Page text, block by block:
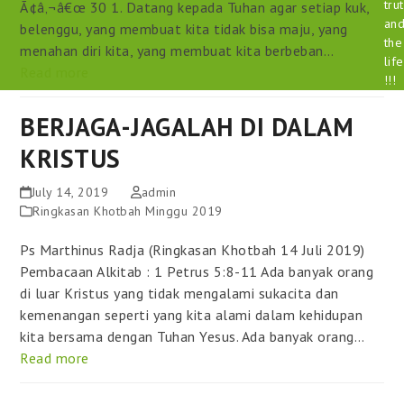
Ã¢â‚¬â€œ 30 1. Datang kepada Tuhan agar setiap kuk,
belenggu, yang membuat kita tidak bisa maju, yang
menahan diri kita, yang membuat kita berbeban…
BERJAGA-JAGALAH DI DALAM
KRISTUS
July 14, 2019
admin
Ringkasan Khotbah Minggu 2019
Ps Marthinus Radja (Ringkasan Khotbah 14 Juli 2019)
Pembacaan Alkitab : 1 Petrus 5:8-11 Ada banyak orang
di luar Kristus yang tidak mengalami sukacita dan
kemenangan seperti yang kita alami dalam kehidupan
kita bersama dengan Tuhan Yesus. Ada banyak orang…
Read more
the
life
!!!